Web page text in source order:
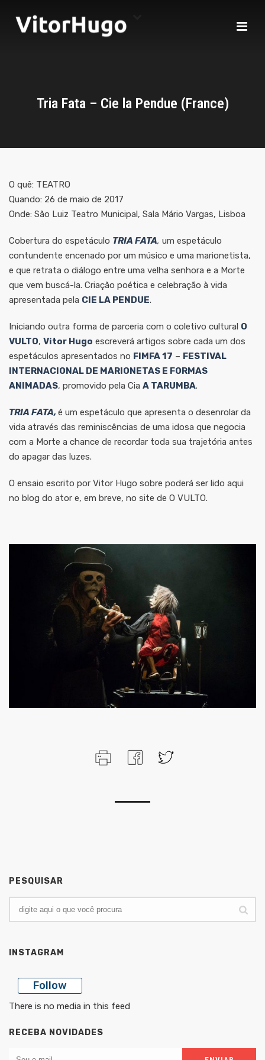
Tria Fata – Cie la Pendue (France)
O quê: TEATRO
Quando: 26 de maio de 2017
Onde: São Luiz Teatro Municipal, Sala Mário Vargas, Lisboa
Cobertura do espetáculo TRIA FATA, um espetáculo
contundente encenado por um músico e uma marionetista,
e que retrata o diálogo entre uma velha senhora e a Morte
que vem buscá-la. Criação poética e celebração à vida
apresentada pela CIE LA PENDUE.
Iniciando outra forma de parceria com o coletivo cultural O
VULTO, Vitor Hugo escreverá artigos sobre cada um dos
espetáculos apresentados no FIMFA 17 – FESTIVAL
INTERNACIONAL DE MARIONETAS E FORMAS
ANIMADAS, promovido pela Cia A TARUMBA.
TRIA FATA, é um espetáculo que apresenta o desenrolar da
vida através das reminiscências de uma idosa que negocia
com a Morte a chance de recordar toda sua trajetória antes
do apagar das luzes.
O ensaio escrito por Vitor Hugo sobre poderá ser lido aqui
no blog do ator e, em breve, no site de O VULTO.
PESQUISAR
INSTAGRAM
Follow
There is no media in this feed
RECEBA NOVIDADES